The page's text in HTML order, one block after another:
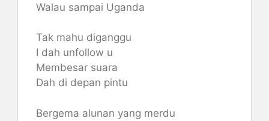
Walau sampai Uganda
Tak mahu diganggu
I dah unfollow u
Membesar suara
Dah di depan pintu
Bergema alunan yang merdu